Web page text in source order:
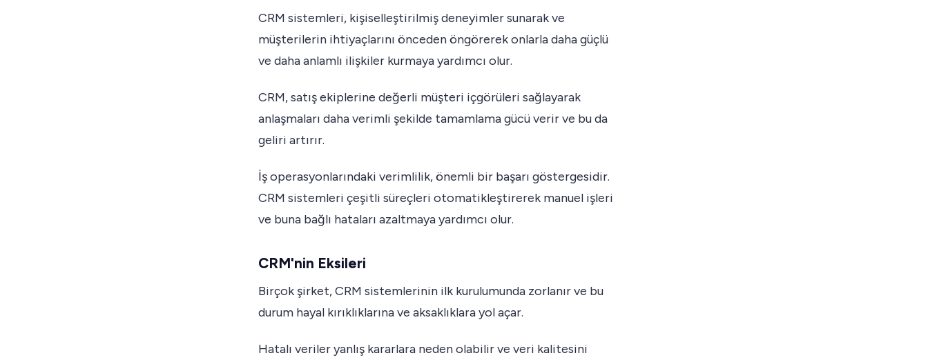
CRM sistemleri, kişiselleştirilmiş deneyimler sunarak ve
müşterilerin ihtiyaçlarını önceden öngörerek onlarla daha güçlü
ve daha anlamlı ilişkiler kurmaya yardımcı olur.
CRM, satış ekiplerine değerli müşteri içgörüleri sağlayarak
anlaşmaları daha verimli şekilde tamamlama gücü verir ve bu da
geliri artırır.
İş operasyonlarındaki verimlilik, önemli bir başarı göstergesidir.
CRM sistemleri çeşitli süreçleri otomatikleştirerek manuel işleri
ve buna bağlı hataları azaltmaya yardımcı olur.
CRM'nin Eksileri
Birçok şirket, CRM sistemlerinin ilk kurulumunda zorlanır ve bu
durum hayal kırıklıklarına ve aksaklıklara yol açar.
Hatalı veriler yanlış kararlara neden olabilir ve veri kalitesini